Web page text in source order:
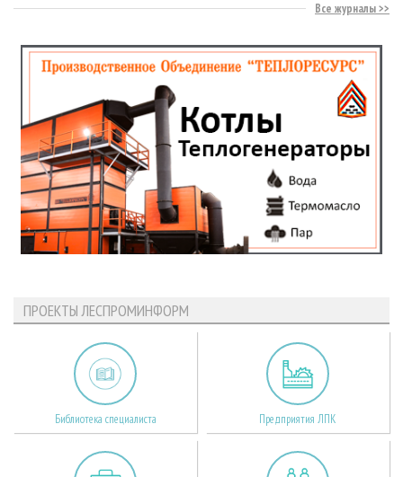
Все журналы
ПРОЕКТЫ ЛЕСПРОМИНФОРМ
Библиотека специалиста Предприятия ЛПК